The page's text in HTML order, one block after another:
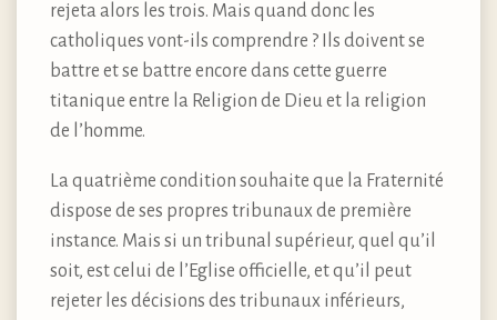
rejeta alors les trois. Mais quand donc les
catholiques vont-ils comprendre ? Ils doivent se
battre et se battre encore dans cette guerre
titanique entre la Religion de Dieu et la religion
de l’homme.
La quatrième condition souhaite que la Fraternité
dispose de ses propres tribunaux de première
instance. Mais si un tribunal supérieur, quel qu’il
soit, est celui de l’Eglise officielle, et qu’il peut
rejeter les décisions des tribunaux inférieurs,